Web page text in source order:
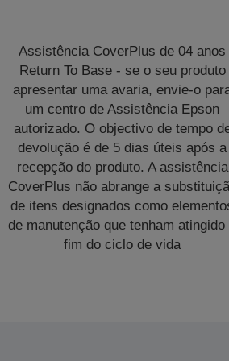
Assistência CoverPlus de 04 anos
Return To Base - se o seu produto
apresentar uma avaria, envie-o
um centro de Assistência Epson
autorizado. O objectivo de tempo
devolução é de 5 dias úteis após a
recepção do produto. A assistência
CoverPlus não abrange a
de itens designados como
de manutenção que tenham atingido
fim do ciclo de vida